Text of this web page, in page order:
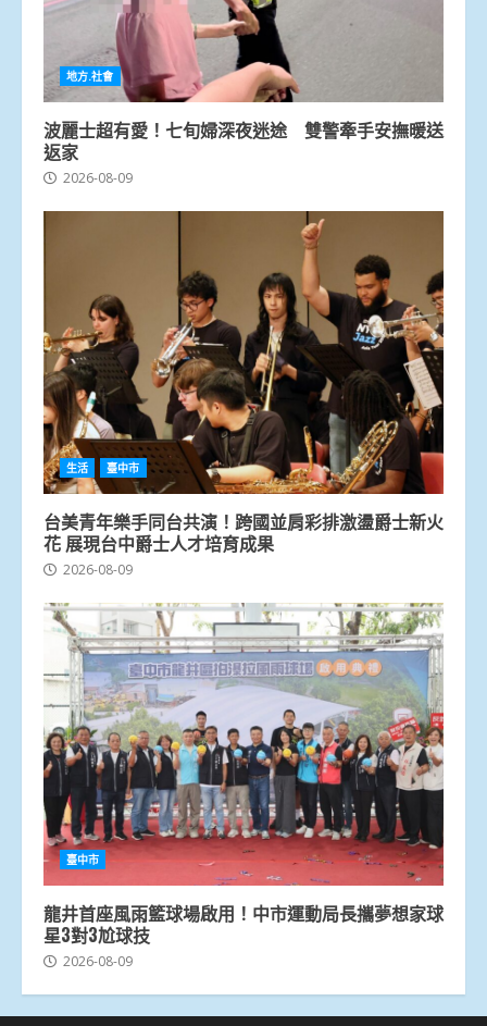
地方.社會
波麗士超有愛！七旬婦深夜迷途 雙警牽手安撫暖送
返家
2026-08-09
生活 臺中市
台美青年樂手同台共演！跨國並肩彩排激盪爵士新火
花 展現台中爵士人才培育成果
2026-08-09
臺中市
龍井首座風雨籃球場啟用！中市運動局長攜夢想家球
星3對3尬球技
2026-08-09